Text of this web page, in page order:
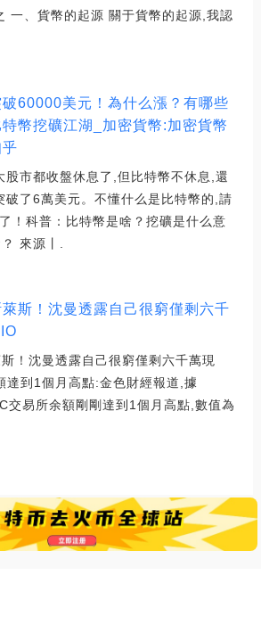
一、貨幣的起源 關于貨幣的起源,我認
60000美元！為什么漲？有哪些
幣挖礦江湖_加密貨幣:加密貨幣
股市都收盤休息了,但比特幣不休息,還
破了6萬美元。不懂什么是比特幣的,請
！科普：比特幣是啥？挖礦是什么意
來源丨.
斯！沈曼透露自己很窮僅剩六千
！沈曼透露自己很窮僅剩六千萬現
達到1個月高點:金色財經報道,據
易所余額剛剛達到1個月高點,數值為